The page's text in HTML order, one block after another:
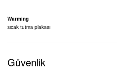
Warming
sıcak tutma plakası
Güvenlik